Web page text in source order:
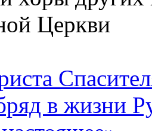
Церкви
в жизни